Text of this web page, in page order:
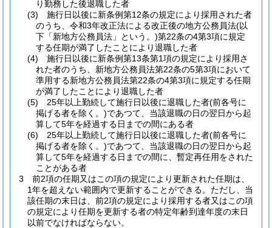
り勤務した後退職した者
(3)
施行日以後に新条例第12条の規定により採用された者
のうち、令和3年改正法による改正後の地方公務員法(以
下「新地方公務員法」という。)第22条の4第3項に規定
する任期が満了したことにより退職した者
(4)
施行日以後に新条例第13条第1項の規定により採用さ
れた者のうち、新地方公務員法第22条の5第3項において
準用する新地方公務員法第22条の4第3項に規定する任期
が満了したことにより退職した者
(5)
25年以上勤続して施行日以後に退職した者(前各号に
掲げる者を除く。)であつて、当該退職の日の翌日から起
算して5年を経過する日までの間にある者
(6)
25年以上勤続して施行日以後に退職した者(前各号に
掲げる者を除く。)であつて、当該退職の日の翌日から起
算して5年を経過する日までの間に、暫定再任用をされた
ことがある者
3
前2項の任期又はこの項の規定により更新された任期は、
1年を超えない範囲内で更新することができる。 ただし、当
該任期の末日は、前2項の規定により採用する者又はこの項
の規定により任期を更新する者の特定年齢到達年度の末日
以前でなければならない。